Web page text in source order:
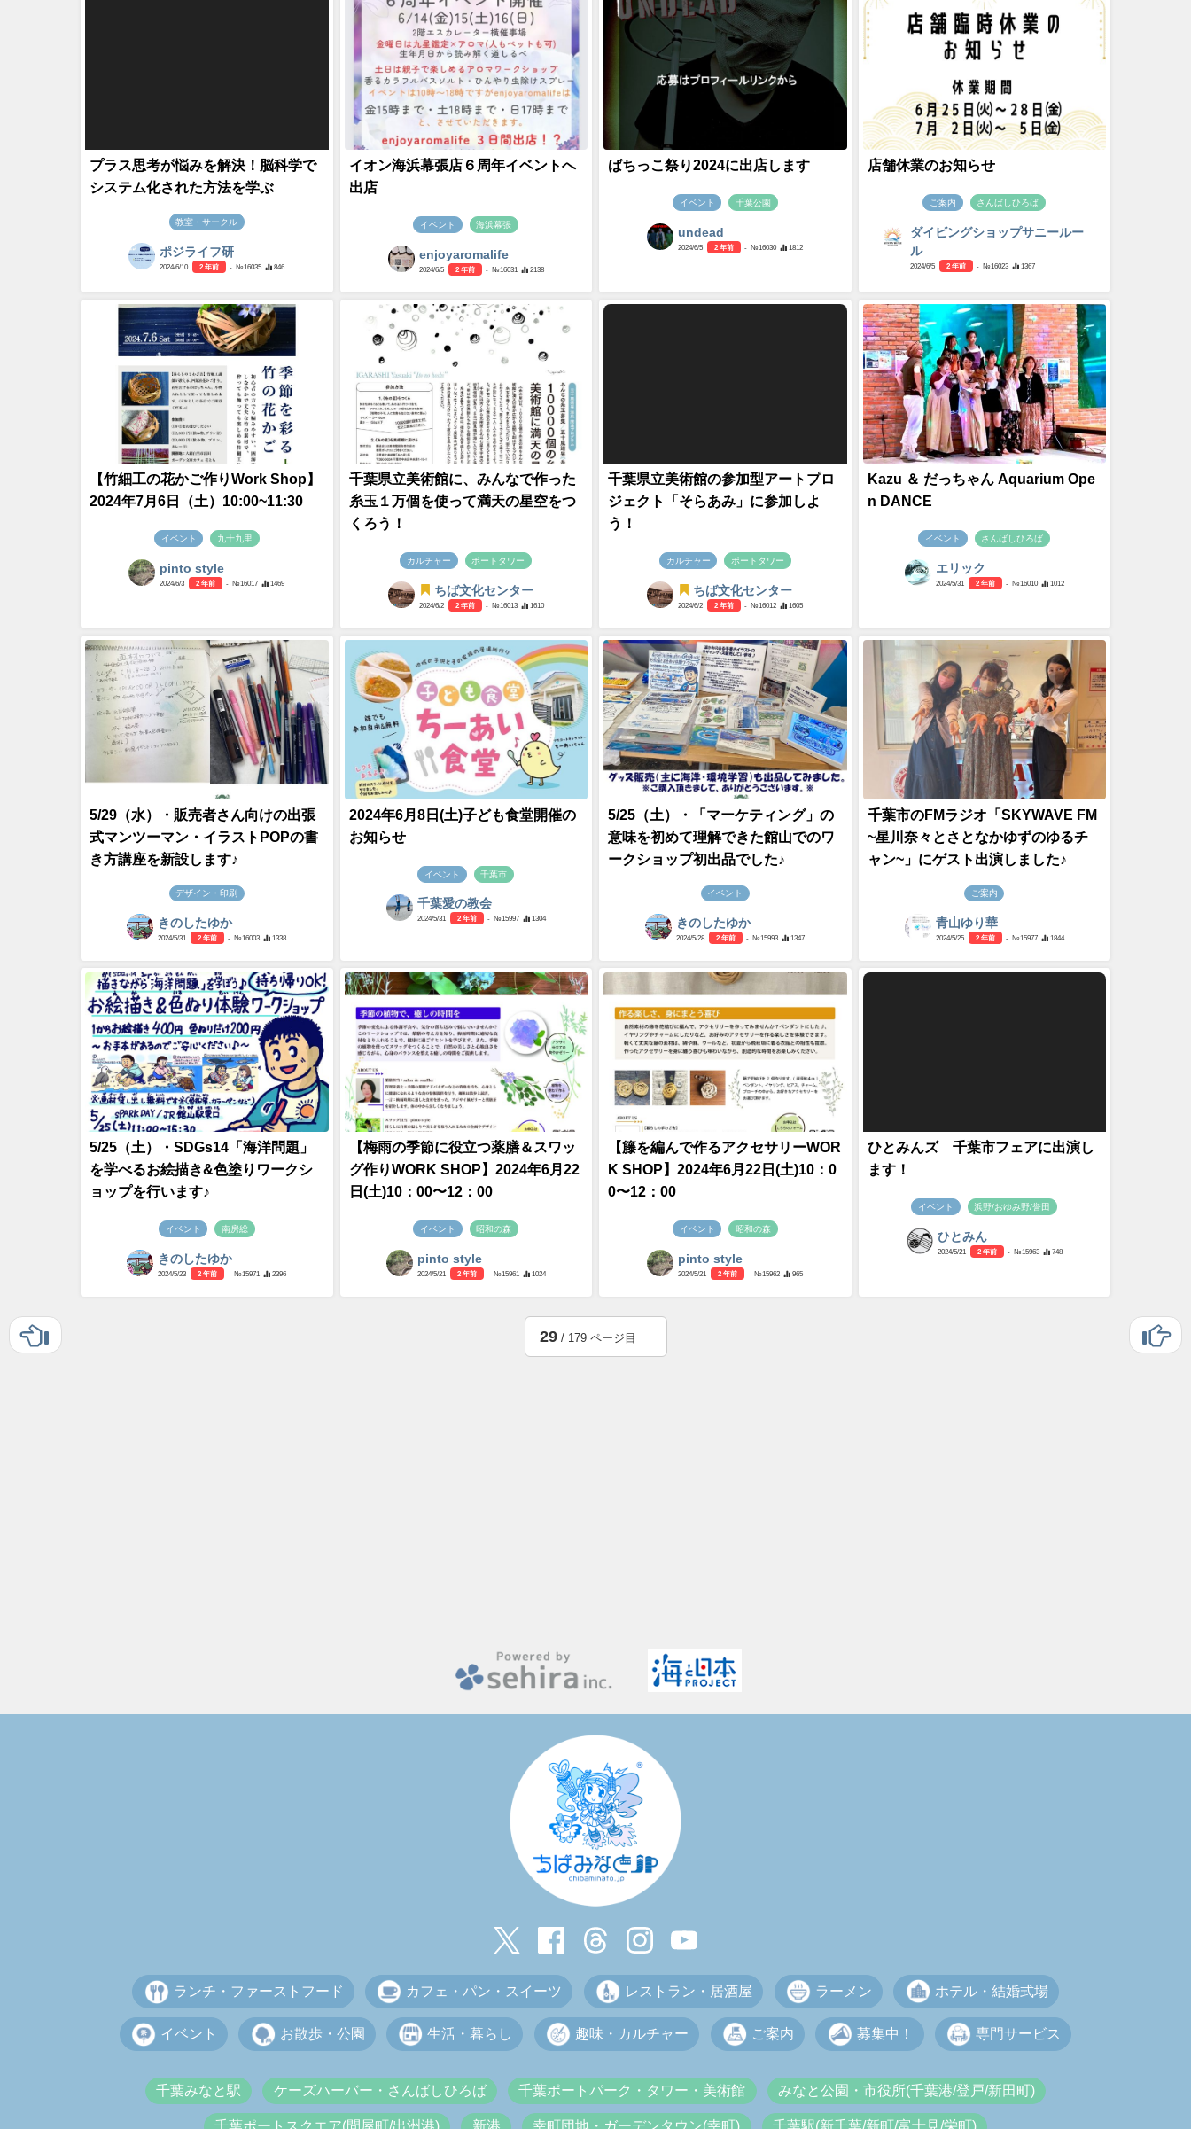
プラス思考が悩みを解決！脳科学で
システム化された方法を学ぶ
教室・サークル
ポジライフ研
2024/6/10 2 年前 - №16035 846
イオン海浜幕張店６周年イベントへ
出店
イベント 海浜幕張
enjoyaromalife
2024/6/5 2 年前 - №16031 2138
ばちっこ祭り2024に出店します
イベント 千葉公園
undead
2024/6/5 2 年前 - №16030 1812
店舗休業のお知らせ
ご案内 さんばしひろば
ダイビングショップサニールー
ル
2024/6/5 2 年前 - №16023 1367
【竹細工の花かご作りWork Shop】
2024年7月6日（土）10:00~11:30
イベント 九十九里
pinto style
2024/6/3 2 年前 - №16017 1469
千葉県立美術館に、みんなで作った
糸玉１万個を使って満天の星空をつ
くろう！
カルチャー ポートタワー
ちば文化センター
2024/6/2 2 年前 - №16013 1610
千葉県立美術館の参加型アートプロ
ジェクト「そらあみ」に参加しよ
う！
カルチャー ポートタワー
ちば文化センター
2024/6/2 2 年前 - №16012 1605
Kazu ＆ だっちゃん Aquarium Ope
n DANCE
イベント さんばしひろば
エリック
2024/5/31 2 年前 - №16010 1012
5/29（水）・販売者さん向けの出張
式マンツーマン・イラストPOPの書
き方講座を新設します♪
デザイン・印刷
きのしたゆか
2024/5/31 2 年前 - №16003 1338
2024年6月8日(土)子ども食堂開催の
お知らせ
イベント 千葉市
千葉愛の教会
2024/5/31 2 年前 - №15997 1304
5/25（土）・「マーケティング」の
意味を初めて理解できた館山でのワ
ークショップ初出品でした♪
イベント
きのしたゆか
2024/5/28 2 年前 - №15993 1347
千葉市のFMラジオ「SKYWAVE FM
~星川奈々とさとなかゆずのゆるチ
ャン~」にゲスト出演しました♪
ご案内
青山ゆり華
2024/5/25 2 年前 - №15977 1844
5/25（土）・SDGs14「海洋問題」
を学べるお絵描き&色塗りワークシ
ョップを行います♪
イベント 南房総
きのしたゆか
2024/5/23 2 年前 - №15971 2396
【梅雨の季節に役立つ薬膳＆スワッ
グ作りWORK SHOP】2024年6月22
日(土)10：00〜12：00
イベント 昭和の森
pinto style
2024/5/21 2 年前 - №15961 1024
【籐を編んで作るアクセサリーWOR
K SHOP】2024年6月22日(土)10：0
0〜12：00
イベント 昭和の森
pinto style
2024/5/21 2 年前 - №15962 965
ひとみんズ 千葉市フェアに出演し
ます！
イベント 浜野/おゆみ野/誉田
ひとみん
2024/5/21 2 年前 - №15963 748
29/ 179 ページ目
ランチ・ファーストフード カフェ・パン・スイーツ レストラン・居酒屋 ラーメン ホテル・結婚式場
イベント お散歩・公園 生活・暮らし 趣味・カルチャー ご案内 募集中！ 専門サービス
千葉みなと駅 ケーズハーバー・さんばしひろば 千葉ポートパーク・タワー・美術館 みなと公園・市役所(千葉港/登戸/新田町)